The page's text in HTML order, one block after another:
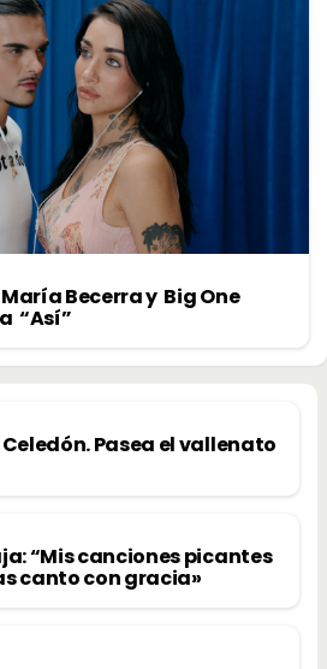
Becerra y Big One
“Así”
Pasea el vallenato
“Mis canciones picantes
canto con gracia»